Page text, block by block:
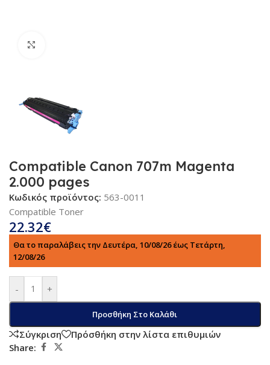
Compatible Canon 707m Magenta
2.000 pages
Κωδικός προϊόντος: 563-0011
Compatible Toner
22.32€
Θα το παραλάβεις την Δευτέρα, 10/08/26 έως Τετάρτη,
12/08/26
- +
Προσθήκη Στο Καλάθι
Σύγκριση
Πρόσθήκη στην λίστα επιθυμιών
Share: